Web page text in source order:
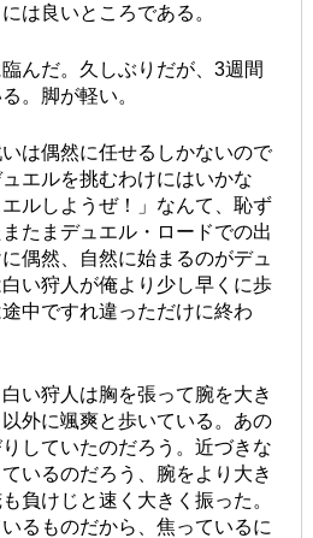
は良いところである。
んだ。久しぶりだが、3週間
。脚が軽い。
は偶然に任せるしかないので
エルを挑むわけにはいかな
ルしようぜ！」なんて、恥ず
たまデュエル・ロードでの出
偶然、自然に始まるのがデュ
い狩人が俺より少し早くに歩
中ですれ違っただけに終わ
い狩人は胸を張って腕を大き
外に颯爽と歩いている。あの
していたのだろう。近づきな
いるのだろう、腕をより大き
負けじと速く大きく振った。
るものだから、焦っているに